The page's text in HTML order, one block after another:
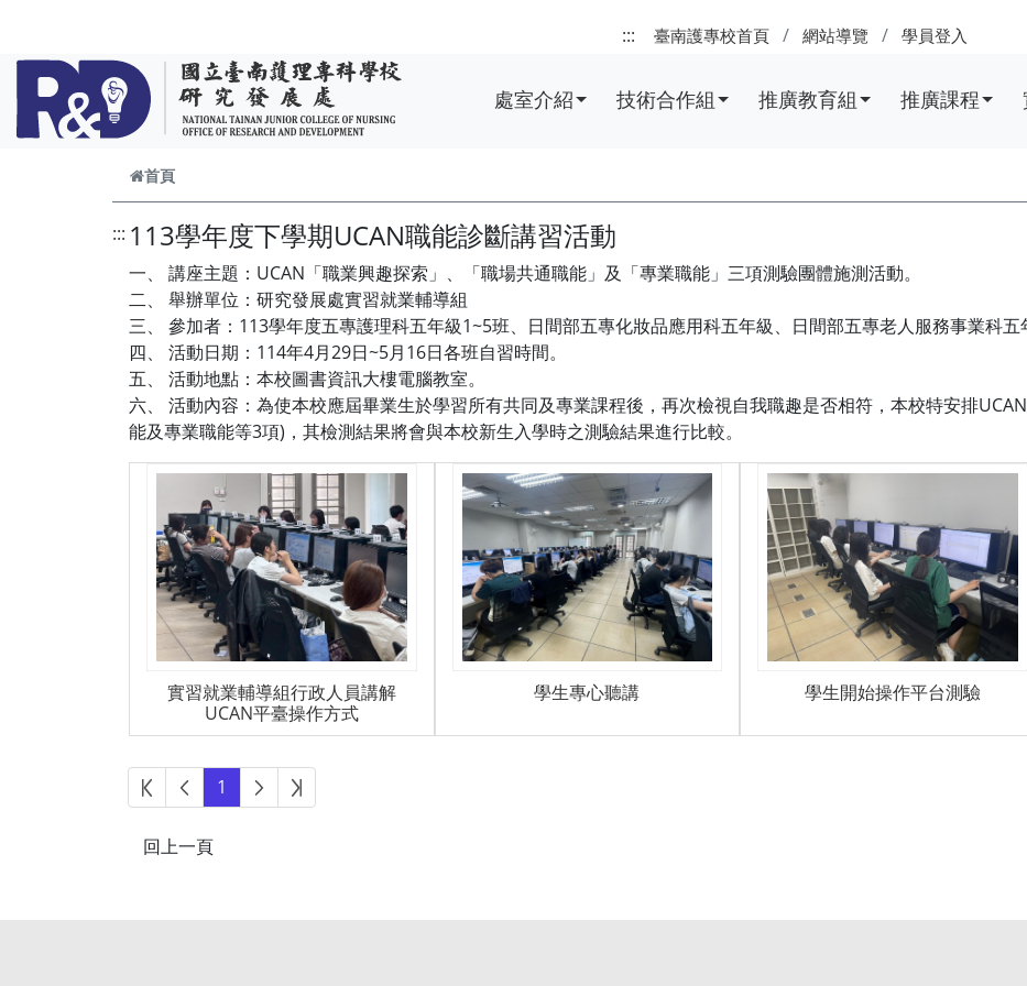
:::
臺南護專校首頁 網站導覽 學員登入
處室介紹 技術合作組 推廣教育組 推廣課程
首頁
::: 113學年度下學期UCAN職能診斷講習活動
一、 講座主題：UCAN「職業興趣探索」、「職場共通職能」及「專業職能」三項測驗團體施測活動。
二、 舉辦單位：研究發展處實習就業輔導組
三、 參加者：113學年度五專護理科五年級1~5班、日間部五專化妝品應用科五年級、日間部五專老人服務事業科
四、 活動日期：114年4月29日~5月16日各班自習時間。
五、 活動地點：本校圖書資訊大樓電腦教室。
六、 活動內容：為使本校應屆畢業生於學習所有共同及專業課程後，再次檢視自我職趣是否相符，本校特安排
能及專業職能等3項)，其檢測結果將會與本校新生入學時之測驗結果進行比較。
實習就業輔導組行政人員講解
UCAN平臺操作方式
學生專心聽講 學生開始操作平台測驗
第一頁上一頁
1 下一頁最後頁